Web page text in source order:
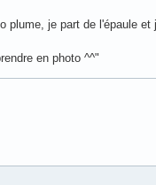
je part de l'épaule et
en photo ^^"